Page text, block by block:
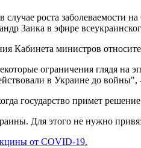
случае роста
Заика в эфире
Кабинета министров
ограничения глядя на
в Украине до
государство примет
Для этого не нужно
от COVID-19.